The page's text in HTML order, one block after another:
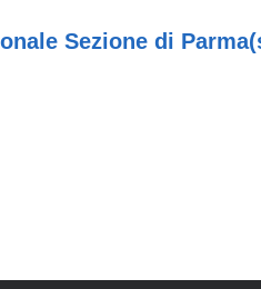
Sezione di